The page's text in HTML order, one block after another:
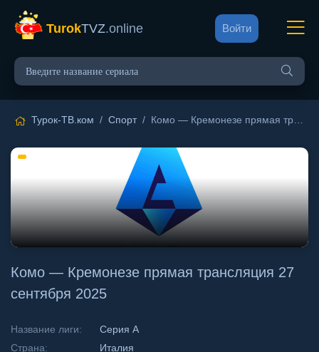
TurokTVZ.online Войти
Турок-ТВ.ком / Спорт/ Комо — Кремонезе прямая трансляция 27 сентября 2025
Комо — Кремонезе прямая трансляция 27
сентября 2025
Название лиги:
Серия А
Страна:
Италия